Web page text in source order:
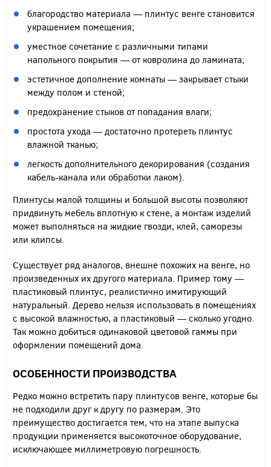
благородство материала — плинтус венге становится
украшением помещения;
уместное сочетание с различными типами
напольного покрытия — от ковролина до ламината;
эстетичное дополнение комнаты — закрывает стыки
между полом и стеной;
предохранение стыков от попадания влаги;
простота ухода — достаточно протереть плинтус
влажной тканью;
легкость дополнительного декорирования (создания
кабель-канала или обработки лаком).
Плинтусы малой толщины и большой высоты позволяют
придвинуть мебель вплотную к стене, а монтаж изделий
может выполняться на жидкие гвозди, клей, саморезы
или клипсы.
Существует ряд аналогов, внешне похожих на венге, но
произведенных их другого материала. Пример тому —
пластиковый плинтус, реалистично имитирующий
натуральный. Дерево нельзя использовать в помещениях
с высокой влажностью, а пластиковый — сколько угодно.
Так можно добиться одинаковой цветовой гаммы при
оформлении помещений дома.
ОСОБЕННОСТИ ПРОИЗВОДСТВА
Редко можно встретить пару плинтусов венге, которые бы
не подходили друг к другу по размерам. Это
преимущество достигается тем, что на этапе выпуска
продукции применяется высокоточное оборудование,
исключающее миллиметровую погрешность.